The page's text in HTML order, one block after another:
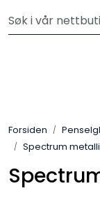
Velkommen til
Forsiden
Spectrum
Pulverglasur
Håndverktøy